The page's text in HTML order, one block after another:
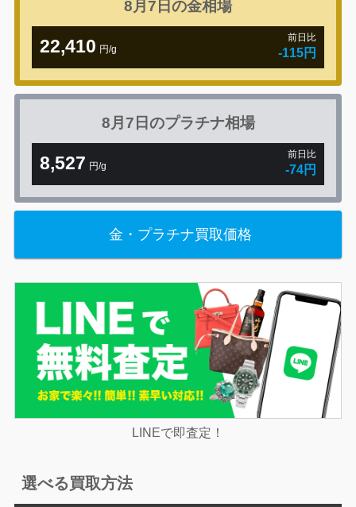
8月7日の金相場
22,410 円/g
前日比
-115円
8月7日のプラチナ相場
8,527 円/g
前日比
-74円
金・プラチナ買取価格
LINEで即査定！
選べる買取方法